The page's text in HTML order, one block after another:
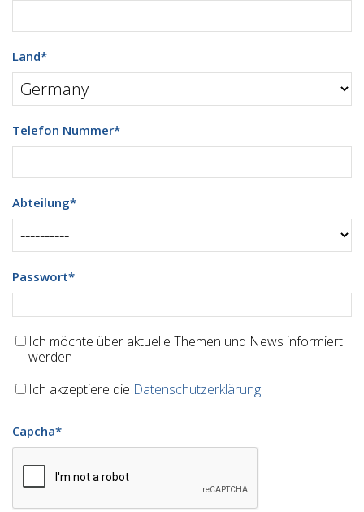
Land*
Telefon Nummer*
Abteilung*
Passwort*
Ich möchte über aktuelle Themen und News informiert
werden
Ich akzeptiere die Datenschutzerklärung
Capcha*